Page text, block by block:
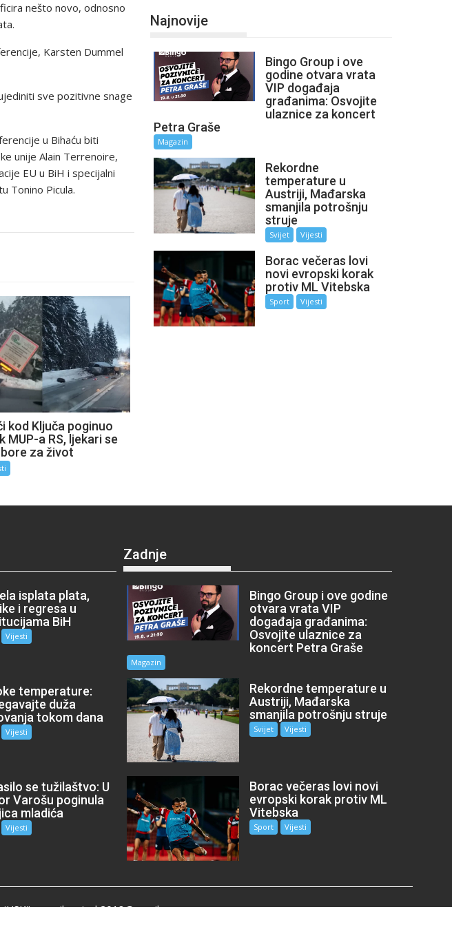
nešto novo, odnosno
Karsten Dummel
sve pozitivne snage
u Bihaću biti
unije Alain Terrenoire,
EU u BiH i specijalni
Tonino Picula.
kod Ključa poginuo
MUP-a RS, ljekari se
za život
Najnovije
Bingo Group i ove
godine otvara vrata
VIP događaja
građanima: Osvojite
ulaznice za koncert
Petra Graše
Magazin
Rekordne
temperature u
Austriji, Mađarska
smanjila potrošnju
struje
Svijet Vijesti
Borac večeras lovi
novi evropski korak
protiv ML Vitebska
Sport Vijesti
isplata plata,
i regresa u
BiH
Vijesti
temperature:
duža
tokom dana
Vijesti
se tužilaštvo: U
Varošu poginula
mladića
Vijesti
Zadnje
Bingo Group i ove godine
otvara vrata VIP
događaja građanima:
Osvojite ulaznice za
koncert Petra Graše
Magazin
Rekordne temperature u
Austriji, Mađarska
smanjila potrošnju struje
Svijet Vijesti
Borac večeras lovi novi
evropski korak protiv ML
Vitebska
Sport Vijesti
e-mail:mojusk2018@gmail.com